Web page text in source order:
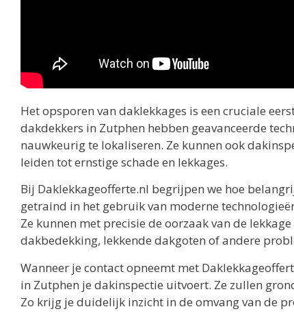
Het opsporen van daklekkages is een cruciale
dakdekkers in Zutphen hebben geavanceerde
nauwkeurig te lokaliseren. Ze kunnen ook
leiden tot ernstige schade en lekkages.
Bij Daklekkageofferte.nl begrijpen we hoe
getraind in het gebruik van moderne
Ze kunnen met precisie de oorzaak van de
dakbedekking, lekkende dakgoten of andere
Wanneer je contact opneemt met
in Zutphen je dakinspectie uitvoert. Ze zullen
Zo krijg je duidelijk inzicht in de omvang van de